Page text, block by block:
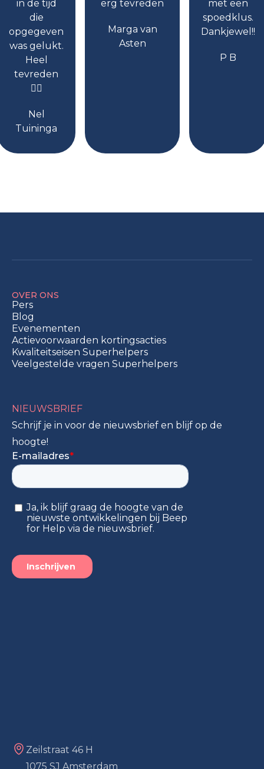
in de tijd
die
opgegeven
was gelukt.
Heel
tevreden
👍🏻
Nel
Tuininga
erg tevreden
Marga van
Asten
met een
spoedklus.
Dankjewel!!
P B
OVER ONS
Pers
Blog
Evenementen
Actievoorwaarden kortingsacties
Kwaliteitseisen Superhelpers
Veelgestelde vragen Superhelpers
Zeilstraat 46 H
1075 SJ Amsterdam
NIEUWSBRIEF
Schrijf je in voor de nieuwsbrief en blijf op de
hoogte!